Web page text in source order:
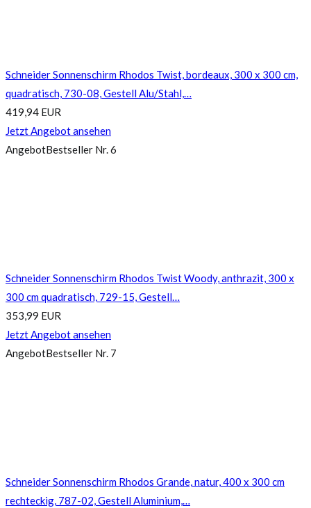
Schneider Sonnenschirm Rhodos Twist, bordeaux, 300 x 300 cm,
quadratisch, 730-08, Gestell Alu/Stahl,…
419,94 EUR
Jetzt Angebot ansehen
AngebotBestseller Nr. 6
Schneider Sonnenschirm Rhodos Twist Woody, anthrazit, 300 x
300 cm quadratisch, 729-15, Gestell…
353,99 EUR
Jetzt Angebot ansehen
AngebotBestseller Nr. 7
Schneider Sonnenschirm Rhodos Grande, natur, 400 x 300 cm
rechteckig, 787-02, Gestell Aluminium,…